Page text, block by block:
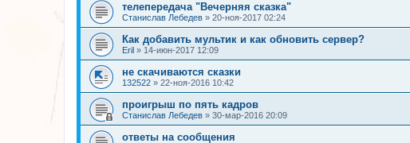
телепередача "Вечерняя сказка"
Станислав Лебедев » 20-ноя-2017 02:24
Как добавить мультик и как обновить сервер?
Eril » 14-июн-2017 12:09
не скачиваются сказки
132522 » 22-ноя-2016 10:42
проигрыш по пять кадров
Станислав Лебедев » 30-мар-2016 20:09
ответы на сообщения